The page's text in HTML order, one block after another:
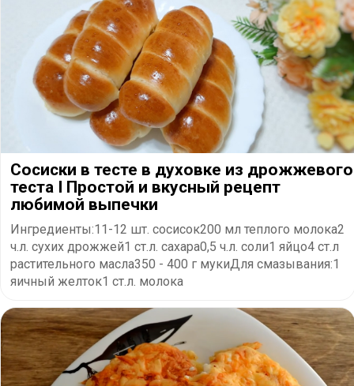
Сосиски в тесте в духовке из дрожжевого
теста I Простой и вкусный рецепт
любимой выпечки
Ингредиенты:11-12 шт. сосисок200 мл теплого молока2
ч.л. сухих дрожжей1 ст.л. сахара0,5 ч.л. соли1 яйцо4 ст.л
растительного масла350 - 400 г мукиДля смазывания:1
яичный желток1 ст.л. молока